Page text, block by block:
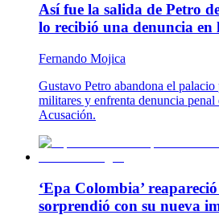
Así fue la salida de Petro
lo recibió una denuncia en
Fernando Mojica
Gustavo Petro abandona el
militares y enfrenta denuncia
Acusación.
‘Epa Colombia’
sorprendió con su nueva